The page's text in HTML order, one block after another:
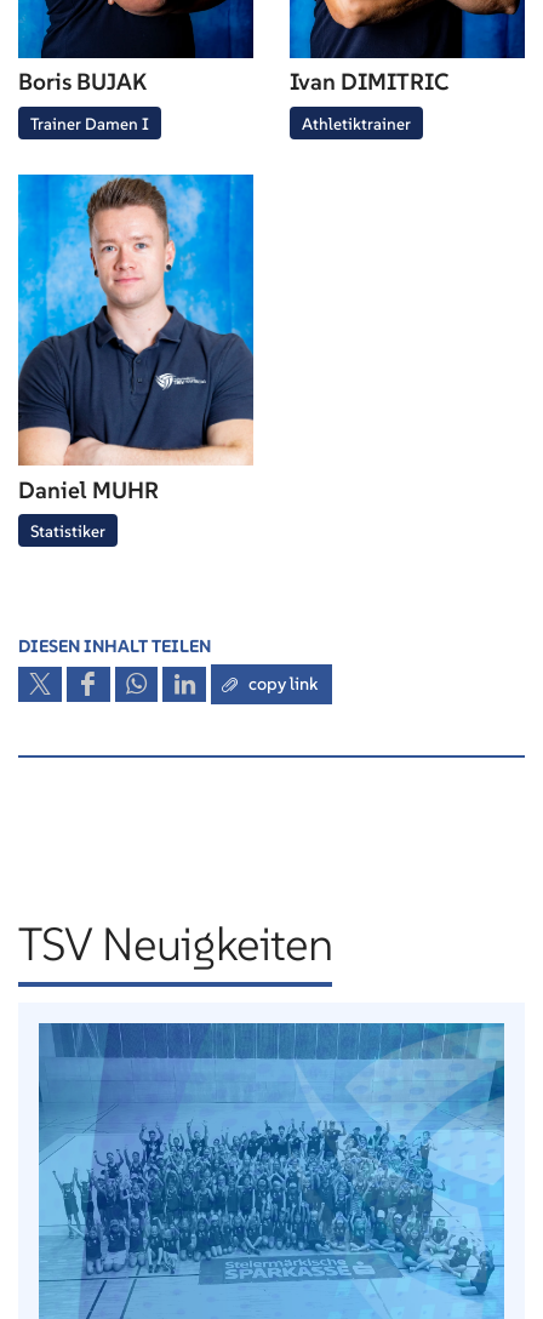
Boris BUJAK
Trainer Damen I
Ivan DIMITRIC
Athletiktrainer
Daniel MUHR
Statistiker
DIESEN INHALT TEILEN
copy link
TSV Neuigkeiten